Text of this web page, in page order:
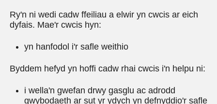
Ry'n ni wedi cadw ffeiliau a elwir yn cwcis ar eich
dyfais. Mae'r cwcis hyn:
yn hanfodol i'r safle weithio
Byddem hefyd yn hoffi cadw rhai cwcis i'n helpu ni:
i wella'n gwefan drwy gasglu ac adrodd
gwybodaeth ar sut yr ydych yn defnyddio'r safle